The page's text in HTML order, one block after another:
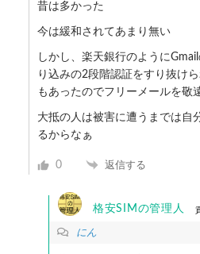
昔は多かった
今は緩和されてあまり無い
しかし、楽天銀行のように
り込みの2段階認証をすり抜け
もあったのでフリーメールを敬
大抵の人は被害に遭うまでは自
るからなぁ
0 返信する
格安SIMの管理人
にん